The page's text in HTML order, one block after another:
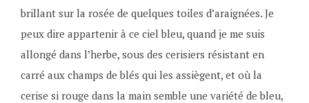
brillant sur la rosée de quelques toiles d’araignées. Je
peux dire appartenir à ce ciel bleu, quand je me suis
allongé dans l’herbe, sous des cerisiers résistant en
carré aux champs de blés qui les assiègent, et où la
cerise si rouge dans la main semble une variété de bleu,